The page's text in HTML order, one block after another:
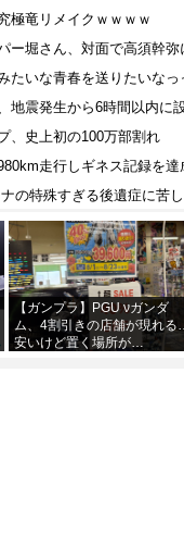
【ガンプラ】PGU νガンダ
ム、4割引きの店舗が現れる…
安いけど置く場所が…